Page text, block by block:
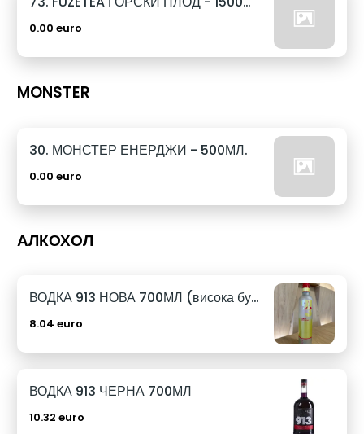
0.00 euro
MONSTER
30. МОНСТЕР ЕНЕРДЖИ - 500МЛ.
0.00 euro
АЛКОХОЛ
ВОДКА 913 НОВА 700МЛ (висока бутилка)
8.04 euro
ВОДКА 913 ЧЕРНА 700МЛ
10.32 euro